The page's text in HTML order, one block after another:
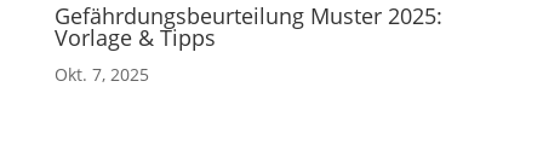
Gefährdungsbeurteilung Muster 2025:
Vorlage & Tipps
Okt. 7, 2025